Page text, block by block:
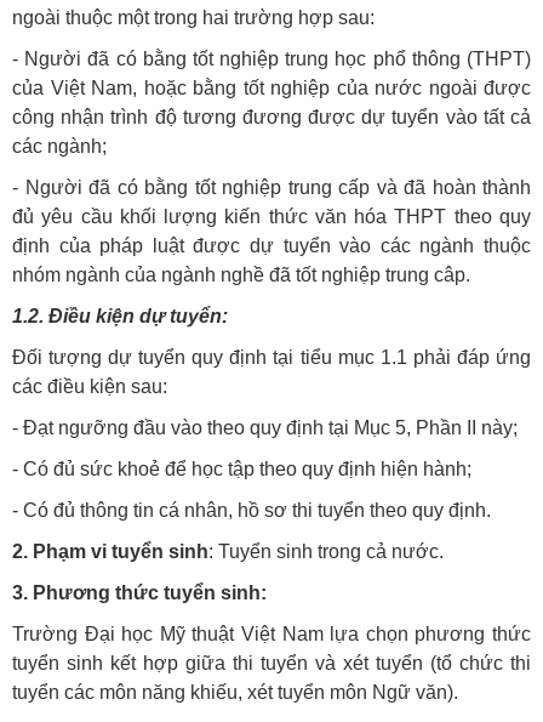
ngoài thuộc một trong hai trường hợp sau:
- Người đã có bằng tốt nghiệp trung học phổ thông (THPT)
của Việt Nam, hoặc bằng tốt nghiệp của nước ngoài được
công nhận trình độ tương đương được dự tuyển vào tất cả
các ngành;
- Người đã có bằng tốt nghiệp trung cấp và đã hoàn thành
đủ yêu cầu khối lượng kiến thức văn hóa THPT theo quy
định của pháp luật được dự tuyển vào các ngành thuộc
nhóm ngành của ngành nghề đã tốt nghiệp trung câp.
1.2. Điều kiện dự tuyển:
Đối tượng dự tuyển quy định tại tiểu mục 1.1 phải đáp ứng
các điều kiện sau:
- Đạt ngưỡng đầu vào theo quy định tại Mục 5, Phần II này;
- Có đủ sức khoẻ để học tập theo quy định hiện hành;
- Có đủ thông tin cá nhân, hồ sơ thi tuyển theo quy định.
2. Phạm vi tuyển sinh: Tuyển sinh trong cả nước.
3. Phương thức tuyển sinh:
Trường Đại học Mỹ thuật Việt Nam lựa chọn phương thức
tuyển sinh kết hợp giữa thi tuyển và xét tuyển (tổ chức thi
tuyển các môn năng khiếu, xét tuyển môn Ngữ văn).